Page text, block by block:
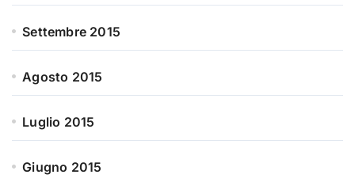
Settembre 2015
Agosto 2015
Luglio 2015
Giugno 2015